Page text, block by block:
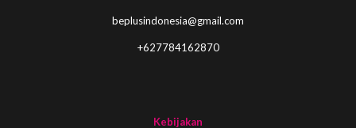
beplusindonesia@gmail.com
+627784162870
Kebijakan